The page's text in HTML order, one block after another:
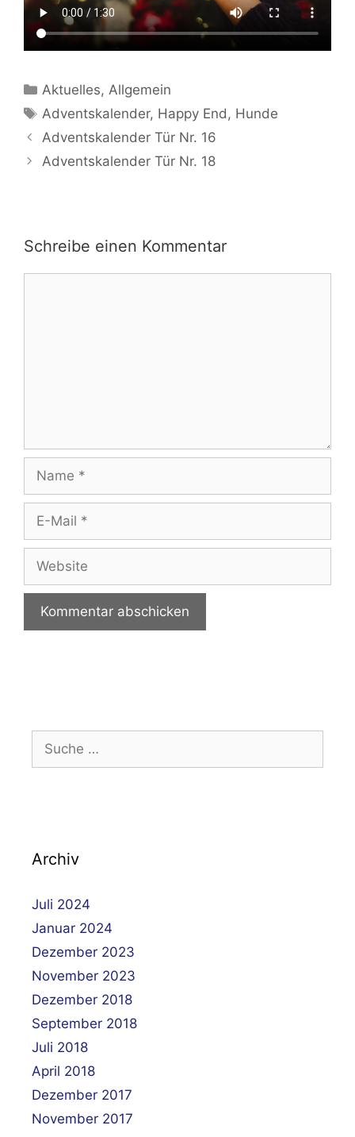
Kategorien
Aktuelles,Allgemein
Schlagwörter
Adventskalender, Happy End, Hunde
Beitrags-
Navigation
Adventskalender Tür Nr. 16
Adventskalender Tür Nr. 18
Schreibe einen Kommentar
Name
Website
nach:
Archiv
Juli 2024
Januar 2024
Dezember 2023
November 2023
Dezember 2018
September 2018
Juli 2018
April 2018
Dezember 2017
November 2017